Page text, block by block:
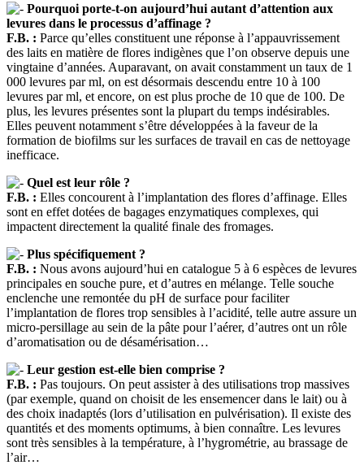
Pourquoi porte-t-on aujourd’hui autant d’attention aux
levures dans le processus d’affinage ?
F.B. : Parce qu’elles constituent une réponse à l’appauvrissement
des laits en matière de flores indigènes que l’on observe depuis une
vingtaine d’années. Auparavant, on avait constamment un taux de 1
000 levures par ml, on est désormais descendu entre 10 à 100
levures par ml, et encore, on est plus proche de 10 que de 100. De
plus, les levures présentes sont la plupart du temps indésirables.
Elles peuvent notamment s’être développées à la faveur de la
formation de biofilms sur les surfaces de travail en cas de nettoyage
inefficace.
Quel est leur rôle ?
F.B. : Elles concourent à l’implantation des flores d’affinage. Elles
sont en effet dotées de bagages enzymatiques complexes, qui
impactent directement la qualité finale des fromages.
Plus spécifiquement ?
F.B. : Nous avons aujourd’hui en catalogue 5 à 6 espèces de levures
principales en souche pure, et d’autres en mélange. Telle souche
enclenche une remontée du pH de surface pour faciliter
l’implantation de flores trop sensibles à l’acidité, telle autre assure un
micro-persillage au sein de la pâte pour l’aérer, d’autres ont un rôle
d’aromatisation ou de désamérisation…
Leur gestion est-elle bien comprise ?
F.B. : Pas toujours. On peut assister à des utilisations trop massives
(par exemple, quand on choisit de les ensemencer dans le lait) ou à
des choix inadaptés (lors d’utilisation en pulvérisation). Il existe des
quantités et des moments optimums, à bien connaître. Les levures
sont très sensibles à la température, à l’hygrométrie, au brassage de
l’air…